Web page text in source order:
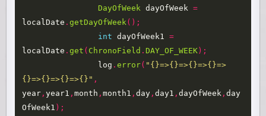
DayOfWeek dayOfWeek =
localDate .getDayOfWeek();
int
dayOfWeek1
=
localDate .get ( ChronoField .DAY_OF_WEEK );
log .error( "{}=>{}=>{}=>{}=>
{}=>{}=>{}=>{}" ,
year ,year1 ,month ,month1 ,day ,day1 ,dayOfWeek ,day
OfWeek1 );